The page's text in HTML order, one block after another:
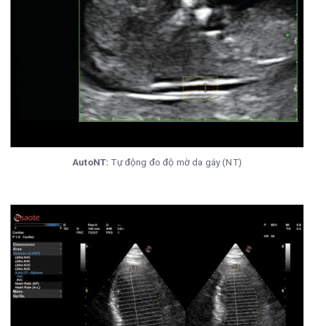
AutoNT: Tự động đo độ mờ da gáy (NT)